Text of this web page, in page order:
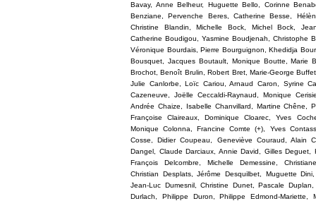
Bavay, Anne Belheur, Huguette Bello, Corinne
Benziane, Pervenche Beres, Catherine Besse,
Christine Blandin, Michelle Bock, Michel Bock,
Catherine Boudigou, Yasmine Boudjenah, Christophe
Véronique Bourdais, Pierre Bourguignon, Khedidja
Bousquet, Jacques Boutault, Monique Boutte, Marie
Brochot, Benoît Brulin, Robert Bret, Marie-George
Julie Canlorbe, Loïc Cariou, Arnaud Caron, Syrine
Cazeneuve, Joëlle Ceccaldi-Raynaud, Monique
Andrée Chaize, Isabelle Chanvillard, Martine Chêne,
Françoise Claireaux, Dominique Cloarec, Yves
Monique Colonna, Francine Comte (+), Yves
Cosse, Didier Coupeau, Geneviève Couraud, Alain
Dangel, Claude Darciaux, Annie David, Gilles Deguet,
François Delcombre, Michelle Demessine,
Christian Desplats, Jérôme Desquilbet, Muguette
Jean-Luc Dumesnil, Christine Dunet, Pascale
Durlach, Philippe Duron, Philippe Edmond-Mariette,